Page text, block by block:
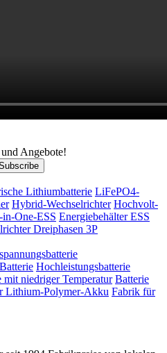
Angebote!
Lithiumbatterie LiFePO4-
Hybrid-Wechselrichter Hochvolt-
One-ESS Energiebehälter ESS
Dreiphasen 3P
Hochleistungsbatterie
mit niedriger Temperatur Batterie
Lithium-Polymer-Akku Fabrik für